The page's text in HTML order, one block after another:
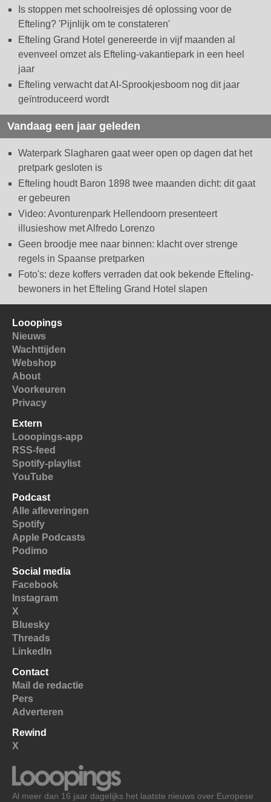
Is stoppen met schoolreisjes dé oplossing voor de
Efteling? 'Pijnlijk om te constateren'
Efteling Grand Hotel genereerde in vijf maanden al
evenveel omzet als Efteling-vakantiepark in een heel
jaar
Efteling verwacht dat AI-Sprookjesboom nog dit jaar
geïntroduceerd wordt
Vandaag een jaar geleden
Waterpark Slagharen gaat weer open op dagen dat het
pretpark gesloten is
Efteling houdt Baron 1898 twee maanden dicht: dit gaat
er gebeuren
Video: Avonturenpark Hellendoorn presenteert
illusieshow met Alfredo Lorenzo
Geen broodje mee naar binnen: klacht over strenge
regels in Spaanse pretparken
Foto's: deze koffers verraden dat ook bekende Efteling-
bewoners in het Efteling Grand Hotel slapen
Looopings
Nieuws
Wachttijden
Webshop
About
Voorkeuren
Privacy
Extern
Looopings-app
RSS-feed
Spotify-playlist
YouTube
Podcast
Alle afleveringen
Spotify
Apple Podcasts
Podimo
Social media
Facebook
Instagram
X
Bluesky
Threads
LinkedIn
Contact
Mail de redactie
Pers
Adverteren
Rewind
X
Al meer dan 16 jaar dagelijks het laatste nieuws over Europese